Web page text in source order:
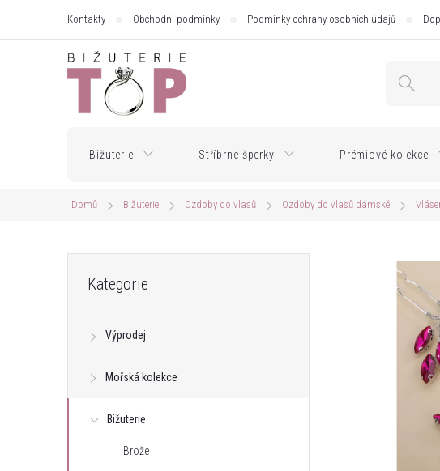
Kontakty Obchodní podmínky Podmínky ochrany osobních údajů
Bižuterie Stříbrné šperky Prémiové kolekce
Domů Bižuterie Ozdoby do vlasů Ozdoby do vlasů dámské
t
kategorie
Kategorie
Výprodej
Mořská kolekce
Bižuterie
Brože